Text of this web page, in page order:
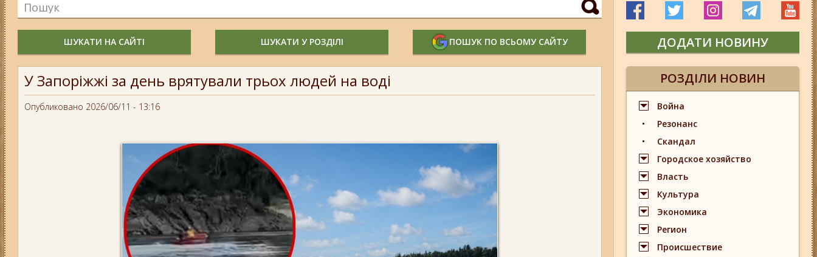
ШУКАТИ НА САЙТІ ШУКАТИ У РОЗДІЛІ ПОШУК ПО ВСЬОМУ САЙТУ
У Запоріжжі за день врятували трьох людей на воді
Опубликовано 2026/06/11 - 13:16
ДОДАТИ НОВИНУ
РОЗДІЛИ НОВИН
Война
Резонанс
Скандал
Городское хозяйство
Власть
Культура
Экономика
Регион
Происшествие